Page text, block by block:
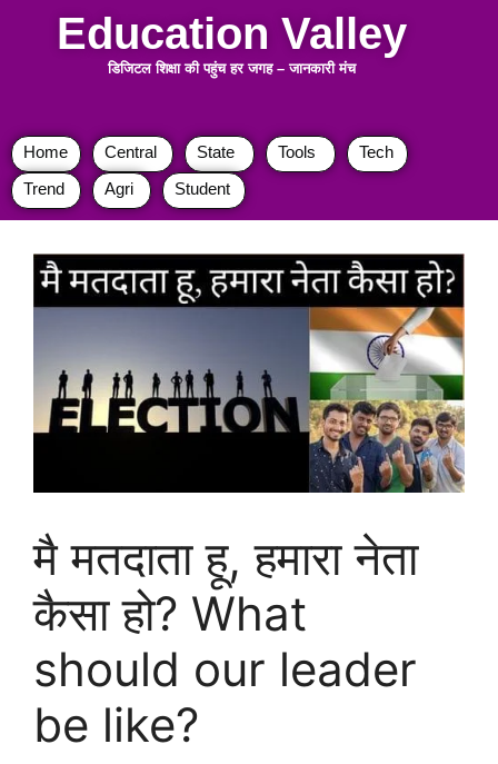
Education Valley
डिजिटल शिक्षा की पहुंच हर जगह–जानकारी मंच
Home Central State Tools
Tech
Trend
Agri Student
मै मतदाता हू, हमारा नेता
कैसा हो? What
should our leader
be like?